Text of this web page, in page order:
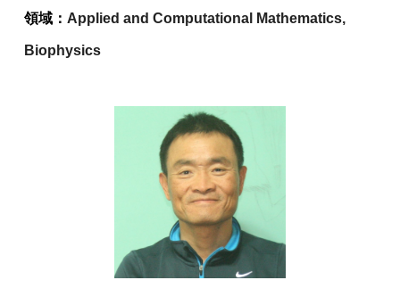
領域： Applied and Computational Mathematics,
Biophysics